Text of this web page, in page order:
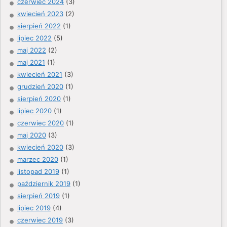
kwiecień 2023 (2)
sierpień 2022 (1)
lipiec 2022 (5)
maj 2022 (2)
maj 2021 (1)
kwiecień 2021 (3)
grudzień 2020 (1)
sierpień 2020 (1)
lipiec 2020 (1)
czerwiec 2020 (1)
maj 2020 (3)
kwiecień 2020 (3)
marzec 2020 (1)
listopad 2019 (1)
październik 2019 (1)
sierpień 2019 (1)
lipiec 2019 (4)
czerwiec 2019 (3)